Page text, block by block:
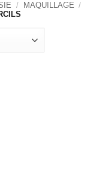
/ MAQUILLAGE /